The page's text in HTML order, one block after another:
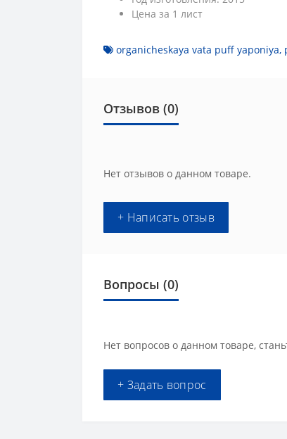
Цена за 1 лист
organicheskaya vata puff yaponiya,
Отзывов (0)
Нет отзывов о данном товаре.
+ Написать отзыв
Вопросы (0)
Нет вопросов о данном товаре,
+ Задать вопрос